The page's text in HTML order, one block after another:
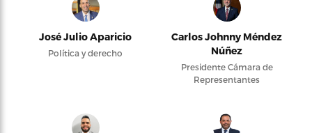
José Julio Aparicio
Política y derecho
Carlos Johnny Méndez
Núñez
Presidente Cámara de
Representantes